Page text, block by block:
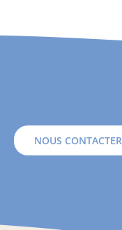
NOUS CONTACTER